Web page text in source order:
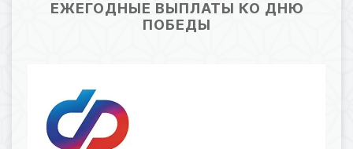
ЕЖЕГОДНЫЕ ВЫПЛАТЫ КО ДНЮ
ПОБЕДЫ